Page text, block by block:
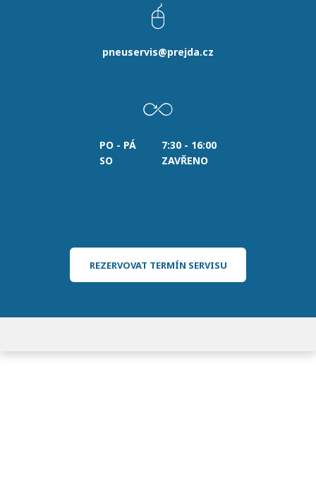
pneuservis@prejda.cz
PO - PÁ
7:30 - 16:00
SO
ZAVŘENO
REZERVOVAT TERMÍN SERVISU